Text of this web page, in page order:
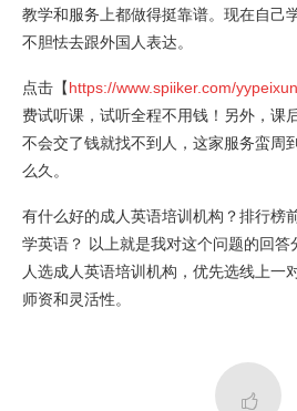
教学和服务上都做得挺靠谱。现在自己
不胆怯去跟外国人表达。
点击【https://www.spiiker.com/
费试听课，试听全程不用钱！另外，课
不会交了钱就找不到人，这家服务蛮周
么久。
有什么好的成人英语培训机构？排行榜
学英语？ 以上就是我对这个问题的回答
人选成人英语培训机构，优先选线上一
师资和灵活性。
